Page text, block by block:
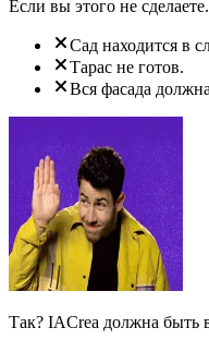
Если вы этого не
Сад находится в
Тарас не готов.
Вся фасада
Так? IACrea должна быть